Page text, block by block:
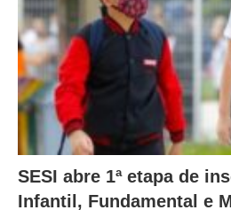
SESI abre 1ª etapa de
Infantil, Fundamental e